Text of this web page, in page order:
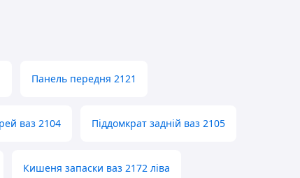
Панель передня 2121
ваз 2104 Піддомкрат задній ваз 2105
Кишеня запаски ваз 2172 ліва